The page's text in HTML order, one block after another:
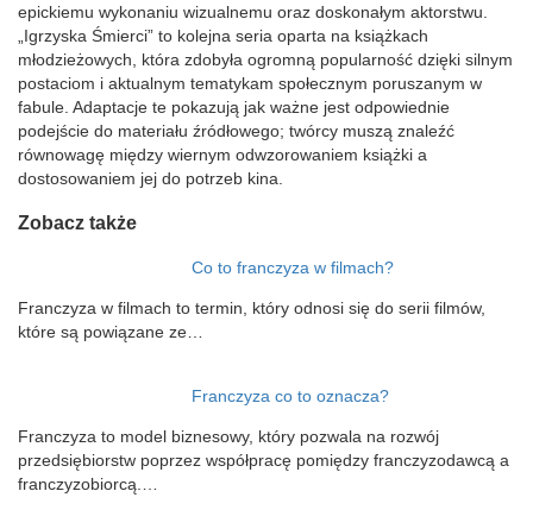
epickiemu wykonaniu wizualnemu oraz doskonałym aktorstwu.
„Igrzyska Śmierci” to kolejna seria oparta na książkach
młodzieżowych, która zdobyła ogromną popularność dzięki silnym
postaciom i aktualnym tematykam społecznym poruszanym w
fabule. Adaptacje te pokazują jak ważne jest odpowiednie
podejście do materiału źródłowego; twórcy muszą znaleźć
równowagę między wiernym odwzorowaniem książki a
dostosowaniem jej do potrzeb kina.
Zobacz także
Co to franczyza w filmach?
Franczyza w filmach to termin, który odnosi się do serii filmów,
które są powiązane ze…
Franczyza co to oznacza?
Franczyza to model biznesowy, który pozwala na rozwój
przedsiębiorstw poprzez współpracę pomiędzy franczyzodawcą a
franczyzobiorcą.…